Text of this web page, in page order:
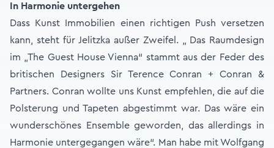
In Harmonie untergehen
Dass Kunst Immobilien einen richtigen Push versetzen
kann, steht für Jelitzka außer Zweifel. „ Das Raumdesign
im „The Guest House Vienna“ stammt aus der Feder des
britischen Designers Sir Terence Conran + Conran &
Partners. Conran wollte uns Kunst empfehlen, die auf die
Polsterung und Tapeten abgestimmt war. Das wäre ein
wunderschönes Ensemble geworden, das allerdings in
Harmonie untergegangen wäre“. Man habe mit Wolfgang